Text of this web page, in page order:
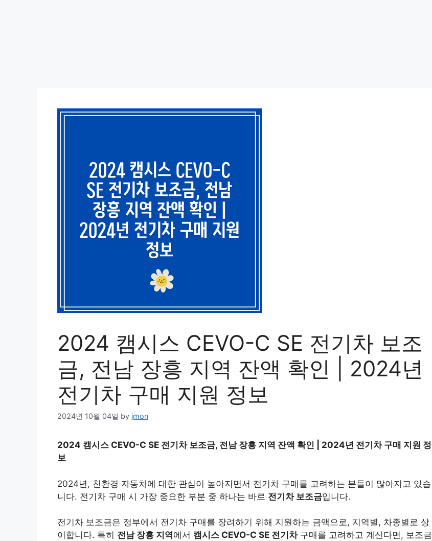
2024 캠시스 CEVO-C SE 전기차 보조
금, 전남 장흥 지역 잔액 확인 | 2024년
전기차 구매 지원 정보
2024년 10월 04일 by jmon
2024 캠시스 CEVO-C SE 전기차 보조금, 전남 장흥 지역 잔액 확인 | 2024년 전기차 구매 지원 정
보
2024년, 친환경 자동차에 대한 관심이 높아지면서 전기차 구매를 고려하는 분들이 많아지고 있습
니다. 전기차 구매 시 가장 중요한 부분 중 하나는 바로 전기차 보조금입니다.
전기차 보조금은 정부에서 전기차 구매를 장려하기 위해 지원하는 금액으로, 지역별, 차종별로 상
이합니다. 특히 전남 장흥 지역에서 캠시스 CEVO-C SE 전기차구매를 고려하고 계신다면, 보조금